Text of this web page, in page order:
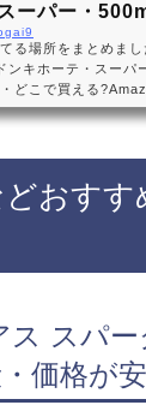
ーパー・
る場所をまとめまし
ンキホーテ・スーパ
どこで買える
アクエリアスの箱
！コカ・コーラ アク
おすす
スパ
価格が